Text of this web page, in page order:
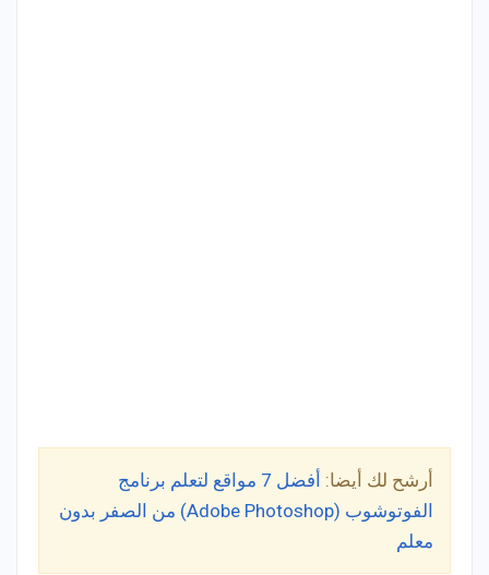
أرشح لك أيضا:
أفضل 7 مواقع لتعلم برنامج
الفوتوشوب (Adobe Photoshop) من الصفر بدون
معلم